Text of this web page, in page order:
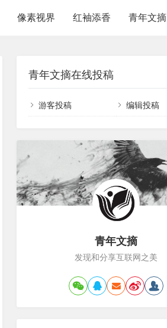
像素视界 红袖添香 青年文摘
青年文摘在线投稿
游客投稿 编辑投稿
青年文摘
发现和分享互联网之美